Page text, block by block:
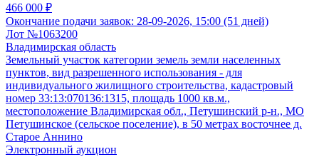
466 000 ₽
Окончание подачи заявок: 28-09-2026, 15:00 (51 дней)
Лот №1063200
Владимирская область
Земельный участок категории земель земли населенных
пунктов, вид разрешенного использования - для
индивидуального жилищного строительства, кадастровый
номер 33:13:070136:1315, площадь 1000 кв.м.,
местоположение Владимирская обл., Петушинский р-н., МО
Петушинское (сельское поселение), в 50 метрах восточнее д.
Старое Аннино
Электронный аукцион